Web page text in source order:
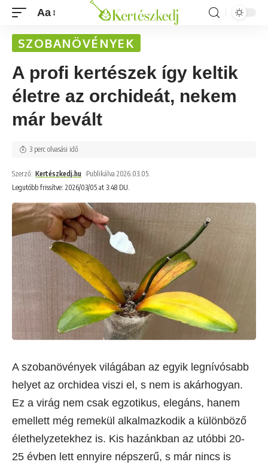
Aa
SZOBANÖVÉNYEK
A profi kertészek így keltik
életre az orchideát, nekem
már bevált
Legutóbb frissítve: 2026/03/05 at 3:48 DU.
Szerző: Kertészkedj.hu Publikálva 2026.03.05.
3 perc olvasási idő
A szobanövények világában az egyik legnívósabb
helyet az orchidea viszi el, s nem is akárhogyan.
Ez a virág nem csak egzotikus, elegáns, hanem
emellett még remekül alkalmazkodik a különböző
élethelyzetekhez is. Kis hazánkban az utóbbi 20-
25 évben lett ennyire népszerű, s már nincs is